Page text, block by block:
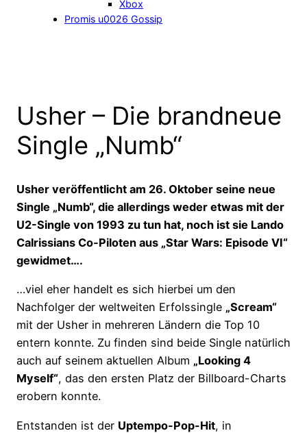
Xbox
Promis u0026 Gossip
Usher – Die brandneue
Single „Numb“
Usher veröffentlicht am 26. Oktober seine neue
Single „Numb“, die allerdings weder etwas mit der
U2-Single von 1993 zu tun hat, noch ist sie Lando
Calrissians Co-Piloten aus „Star Wars: Episode VI“
gewidmet….
…viel eher handelt es sich hierbei um den
Nachfolger der weltweiten Erfolssingle „Scream“
mit der Usher in mehreren Ländern die Top 10
entern konnte. Zu finden sind beide Single natürlich
auch auf seinem aktuellen Album „Looking 4
Myself“, das den ersten Platz der Billboard-Charts
erobern konnte.
Entstanden ist der Uptempo-Pop-Hit, in